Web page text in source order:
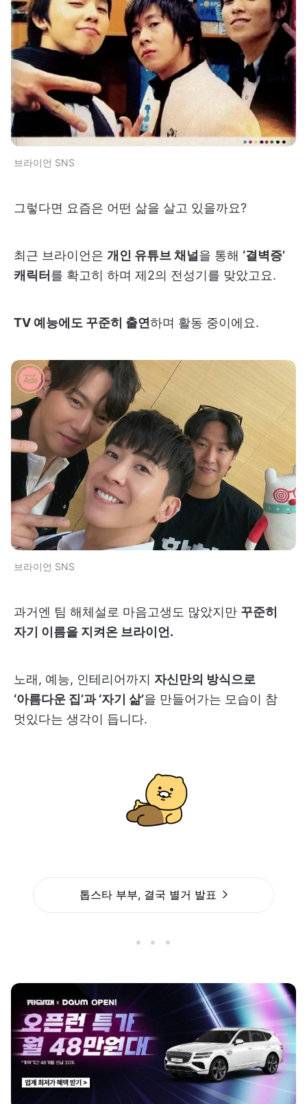
브라이언 SNS
그렇다면 요즘은 어떤 삶을 살고 있을까요?
최근 브라이언은 개인 유튜브 채널 을 통해 ‘결벽증’
캐릭터 를 확고히 하며 제2의 전성기를 맞았고요.
TV 예능에도 꾸준히 출연하며 활동 중이에요.
브라이언 SNS
과거엔 팀 해체설로 마음고생도 많았지만 꾸준히
자기 이름을 지켜온 브라이언.
노래, 예능, 인테리어까지 자신만의 방식으로
‘아름다운 집’과 ‘자기 삶’을 만들어가는 모습이 참
멋있다는 생각이 듭니다.
톱스타 부부, 결국 별거 발표